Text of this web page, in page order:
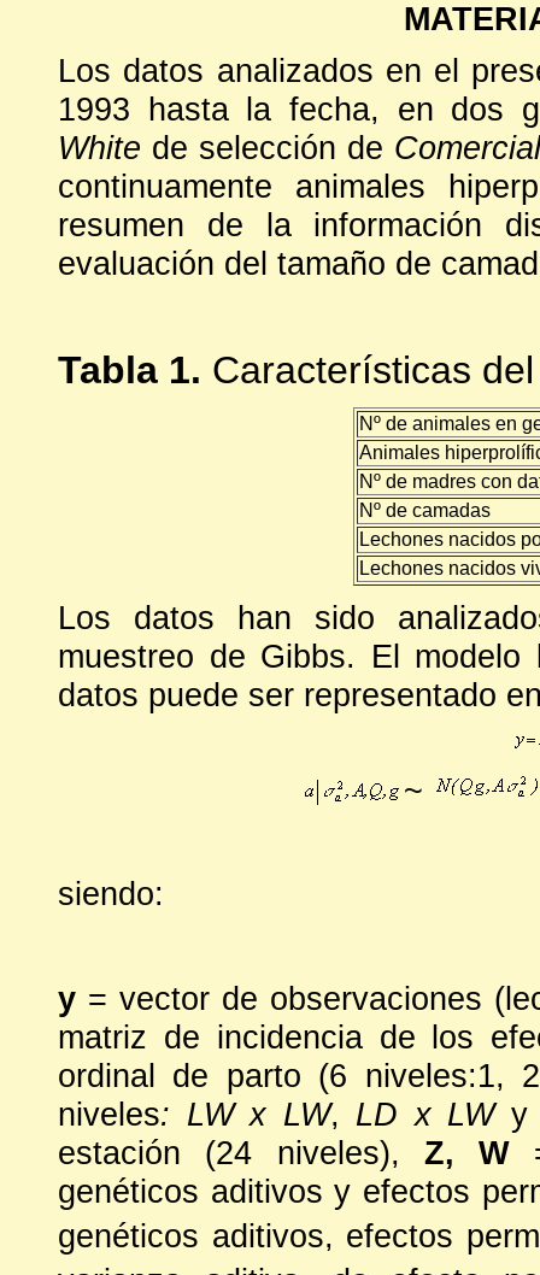
Los datos analizados en el
1993 hasta la fecha, en dos
White de selección de
continuamente animales
resumen de la información
evaluación del tamaño de
Tabla 1. Características
Nº de animales en
Animales
Nº de madres con
Nº de camadas
Lechones nacidos
Lechones nacidos
Los datos han sido
muestreo de Gibbs. El
datos puede ser representado
~
siendo:
y = vector de observaciones
matriz de incidencia de los
ordinal de parto (6
niveles: LW x LW, LD x LW
estación (24 niveles), Z, W
genéticos aditivos y efectos
genéticos aditivos, efectos